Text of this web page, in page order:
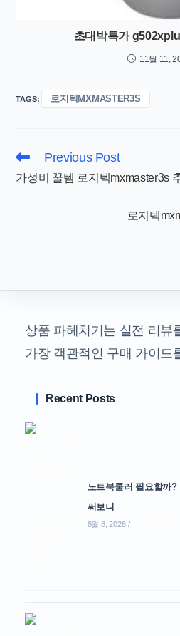
초대박특가
11월 11,
TAGS: 로지텍MXMASTER3S
Read
articles
Previous Post
가성비 꿀템 로지텍mxmaster3s
로지텍
상품 파헤치기는 실전 리뷰
가장 객관적인 구매 가이드
Recent Posts
노트북쿨러 필요할까
써보니
8월 8, 2026 /